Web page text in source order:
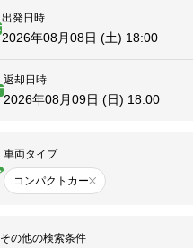
出発日時
2026年08月08日 (土) 18:00
返却日時
2026年08月09日 (日) 18:00
車両タイプ
コンパクトカー
その他の検索条件